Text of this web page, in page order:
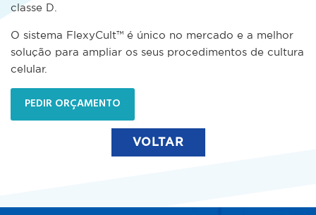
classe D.
O sistema FlexyCult™ é único no mercado e a melhor
solução para ampliar os seus procedimentos de cultura
celular.
PEDIR ORÇAMENTO
VOLTAR